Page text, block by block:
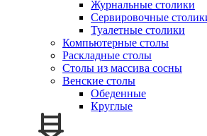
Журнальные столики
Сервировочные
Туалетные столики
Компьютерные столы
Раскладные столы
Столы из массива сосны
Венские столы
Обеденные
Круглые